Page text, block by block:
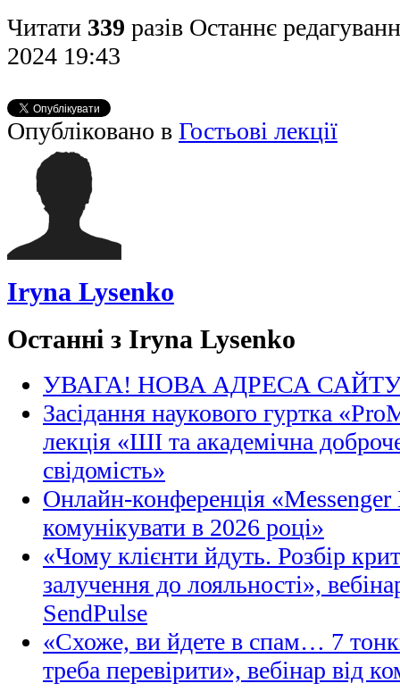
Читати 339 разів Останнє
2024 19:43
Опубліковано в Гостьові лекції
Iryna Lysenko
Останні з Iryna Lysenko
УВАГА! НОВА АДРЕСА
Засідання наукового гуртка
лекція «ШІ та академічна
свідомість»
Онлайн-конференція
комунікувати в 2026 році»
«Чому клієнти йдуть. Розбір
залучення до лояльності»,
SendPulse
«Схоже, ви йдете в спам… 7
треба перевірити», вебінар від